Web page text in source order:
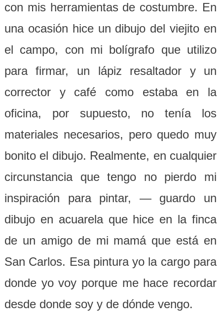
con mis herramientas de costumbre. En
una ocasión hice un dibujo del viejito en
el campo, con mi bolígrafo que utilizo
para firmar, un lápiz resaltador y un
corrector y café como estaba en la
oficina, por supuesto, no tenía los
materiales necesarios, pero quedo muy
bonito el dibujo. Realmente, en cualquier
circunstancia que tengo no pierdo mi
inspiración para pintar, — guardo un
dibujo en acuarela que hice en la finca
de un amigo de mi mamá que está en
San Carlos. Esa pintura yo la cargo para
donde yo voy porque me hace recordar
desde donde soy y de dónde vengo.